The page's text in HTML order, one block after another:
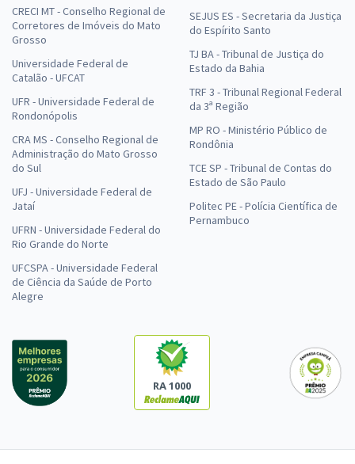
CRECI MT - Conselho Regional de
Corretores de Imóveis do Mato
Grosso
Universidade Federal de
Catalão - UFCAT
UFR - Universidade Federal de
Rondonópolis
CRA MS - Conselho Regional de
Administração do Mato Grosso
do Sul
UFJ - Universidade Federal de
Jataí
UFRN - Universidade Federal do
Rio Grande do Norte
UFCSPA - Universidade Federal
de Ciência da Saúde de Porto
Alegre
SEJUS ES - Secretaria da Justiça
do Espírito Santo
TJ BA - Tribunal de Justiça do
Estado da Bahia
TRF 3 - Tribunal Regional Federal
da 3ª Região
MP RO - Ministério Público de
Rondônia
TCE SP - Tribunal de Contas do
Estado de São Paulo
Politec PE - Polícia Científica de
Pernambuco
RA 1000